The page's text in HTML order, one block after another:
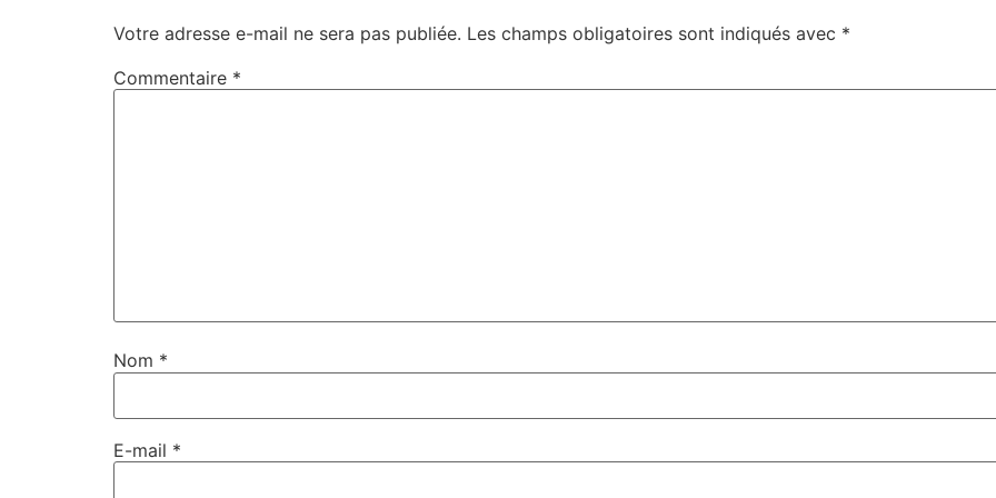
Votre adresse e-mail ne sera pas publiée. Les champs obligatoires sont indiqués avec *
Commentaire *
Nom *
E-mail *